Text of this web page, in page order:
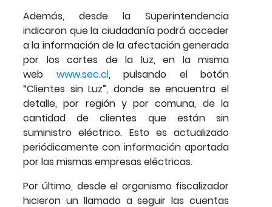
Además, desde la Superintendencia
indicaron que la ciudadanía podrá acceder
a la información de la afectación generada
por los cortes de la luz, en la misma
web www.sec.cl, pulsando el botón
“Clientes sin Luz”, donde se encuentra el
detalle, por región y por comuna, de la
cantidad de clientes que están sin
suministro eléctrico. Esto es actualizado
periódicamente con información aportada
por las mismas empresas eléctricas.
Por último, desde el organismo fiscalizador
hicieron un llamado a seguir las cuentas